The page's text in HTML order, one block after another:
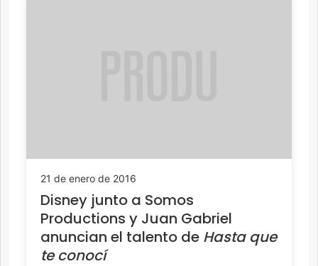
21 de enero de 2016
Disney junto a Somos
Productions y Juan Gabriel
anuncian el talento de Hasta que
te conocí